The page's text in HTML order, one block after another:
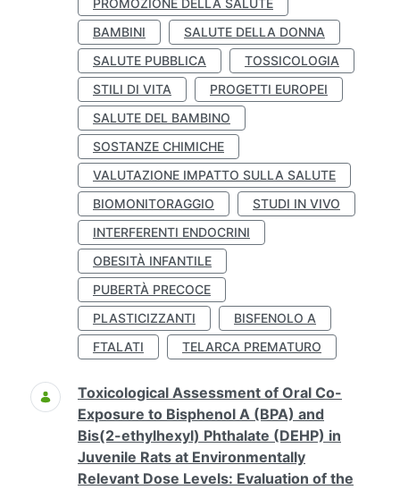
PROMOZIONE DELLA SALUTE
BAMBINI
SALUTE DELLA DONNA
SALUTE PUBBLICA
TOSSICOLOGIA
STILI DI VITA
PROGETTI EUROPEI
SALUTE DEL BAMBINO
SOSTANZE CHIMICHE
VALUTAZIONE IMPATTO SULLA SALUTE
BIOMONITORAGGIO
STUDI IN VIVO
INTERFERENTI ENDOCRINI
OBESITÀ INFANTILE
PUBERTÀ PRECOCE
PLASTICIZZANTI
BISFENOLO A
FTALATI
TELARCA PREMATURO
Toxicological Assessment of Oral Co-
Exposure to Bisphenol A (BPA) and
Bis(2-ethylhexyl) Phthalate (DEHP) in
Juvenile Rats at Environmentally
Relevant Dose Levels: Evaluation of the